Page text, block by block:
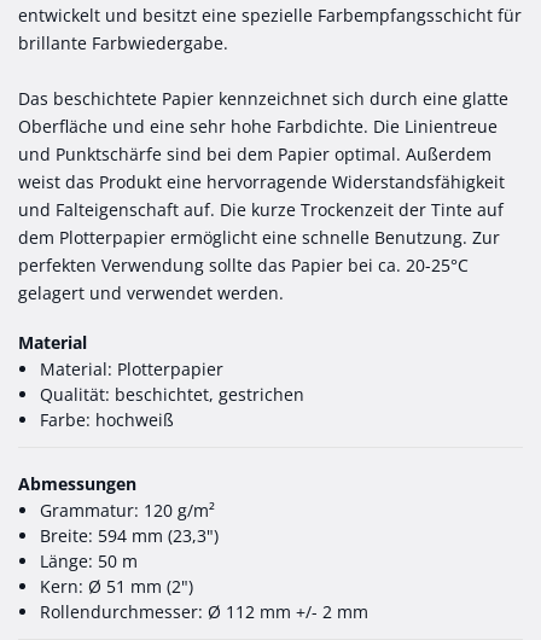
entwickelt und besitzt eine spezielle Farbempfangsschicht für
brillante Farbwiedergabe.
Das beschichtete Papier kennzeichnet sich durch eine glatte
Oberfläche und eine sehr hohe Farbdichte. Die Linientreue
und Punktschärfe sind bei dem Papier optimal. Außerdem
weist das Produkt eine hervorragende Widerstandsfähigkeit
und Falteigenschaft auf. Die kurze Trockenzeit der Tinte auf
dem Plotterpapier ermöglicht eine schnelle Benutzung. Zur
perfekten Verwendung sollte das Papier bei ca. 20-25°C
gelagert und verwendet werden.
Material
Material: Plotterpapier
Qualität: beschichtet, gestrichen
Farbe: hochweiß
Abmessungen
Grammatur: 120 g/m²
Breite: 594 mm (23,3")
Länge: 50 m
Kern: Ø 51 mm (2")
Rollendurchmesser: Ø 112 mm +/- 2 mm